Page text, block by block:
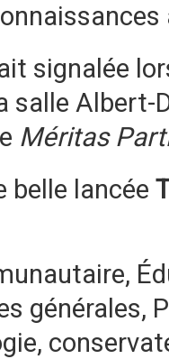
signalée
salle Albert-
Méritas
belle lancée
,
générales,
,